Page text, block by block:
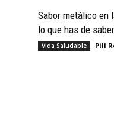
Sabor metálico en
lo que has de
Vida Saludable Pili